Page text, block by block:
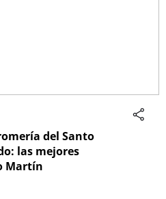
del Santo
las mejores
Martín